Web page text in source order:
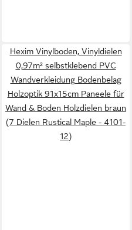
Hexim Vinylboden, Vinyldielen
0,97m² selbstklebend PVC
Wandverkleidung Bodenbelag
Holzoptik 91x15cm Paneele für
Wand & Boden Holzdielen braun
(7 Dielen Rustical Maple - 4101-
12)